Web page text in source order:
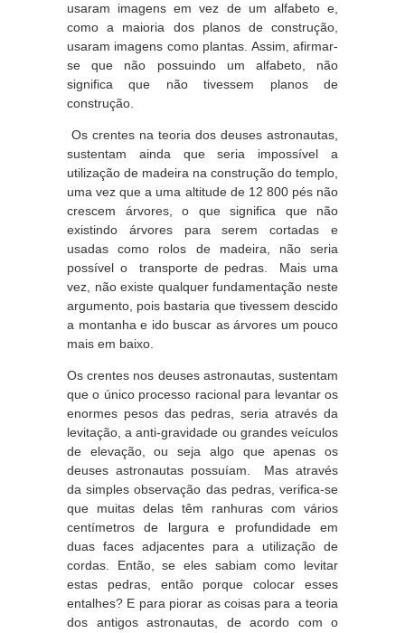
usaram imagens em vez de um alfabeto e,
como a maioria dos planos de construção,
usaram imagens como plantas. Assim, afirmar-
se que não possuindo um alfabeto, não
significa que não tivessem planos de
construção.
Os crentes na teoria dos deuses astronautas,
sustentam ainda que seria impossível a
utilização de madeira na construção do templo,
uma vez que a uma altitude de 12 800 pés não
crescem árvores, o que significa que não
existindo árvores para serem cortadas e
usadas como rolos de madeira, não seria
possível o transporte de pedras. Mais uma
vez, não existe qualquer fundamentação neste
argumento, pois bastaria que tivessem descido
a montanha e ido buscar as árvores um pouco
mais em baixo.
Os crentes nos deuses astronautas, sustentam
que o único processo racional para levantar os
enormes pesos das pedras, seria através da
levitação, a anti-gravidade ou grandes veículos
de elevação, ou seja algo que apenas os
deuses astronautas possuíam. Mas através
da simples observação das pedras, verifica-se
que muitas delas têm ranhuras com vários
centímetros de largura e profundidade em
duas faces adjacentes para a utilização de
cordas. Então, se eles sabiam como levitar
estas pedras, então porque colocar esses
entalhes? E para piorar as coisas para a teoria
dos antigos astronautas, de acordo com o